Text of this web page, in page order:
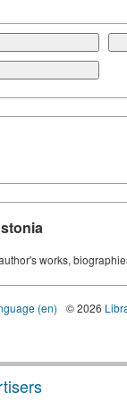
works,
(en) © 2026